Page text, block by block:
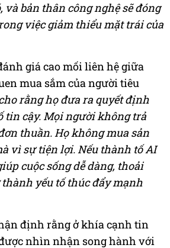
và bản thân công nghệ sẽ đóng
việc giảm thiểu mặt trái của
giá cao mối liên hệ giữa
mua sắm của người tiêu
rằng họ đưa ra quyết định
tin cậy. Mọi người không trả
thuần.Họ không mua sản
vì sự tiện lợi. Nếu thành tố AI
cuộc sống dễ dàng, thoải
yếu tố thúc đẩy mạnh
định rằng ở khía cạnh tin
nhìn nhận song hành với